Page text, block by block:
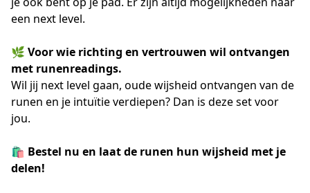
een next level.
🌿 Voor wie richting en vertrouwen wil ontvangen
met runenreadings.
Wil jij next level gaan, oude wijsheid ontvangen van de
runen en je intuïtie verdiepen? Dan is deze set voor
jou.
🛍️ Bestel nu en laat de runen hun wijsheid met je
delen!